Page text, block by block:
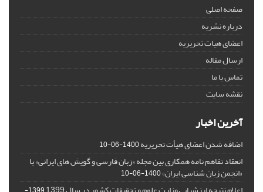
صفحه اصلی
درباره نشریه
اعضای هیات تحریریه
ارسال مقاله
تماس با ما
نقشه سایت
آخرین اخبار
اضافه شدن اعضای هیأت تحریریه1400-06-10
انعقاد تفاهم نامه همکاری بین مجله «زبان فارسی و گویش های ایرانی» با
«انجمن زبان شناسی ایران»1400-06-10